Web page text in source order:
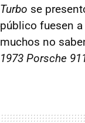
Turbo se
público fuesen
muchos no
1973 Porsche